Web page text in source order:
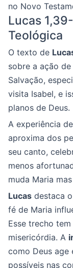
no Novo
Lucas
Teológica
O texto de
sobre a ação
Salvação,
visita Isabel, e
planos de Deus.
A experiência
aproxima dos
seu canto,
menos
muda Maria
Lucas destaca
fé de Maria
Esse trecho
misericórdia. A
como Deus age
possíveis nas